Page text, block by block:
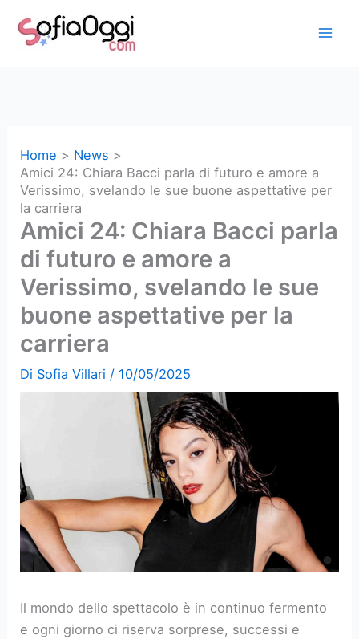
Home
News
Amici 24: Chiara Bacci parla di futuro e amore a
Verissimo, svelando le sue buone aspettative per
la carriera
Amici 24: Chiara Bacci parla
di futuro e amore a
Verissimo, svelando le sue
buone aspettative per la
carriera
Di Sofia Villari / 10/05/2025
Il mondo dello spettacolo è in continuo fermento
e ogni giorno ci riserva sorprese, successi e